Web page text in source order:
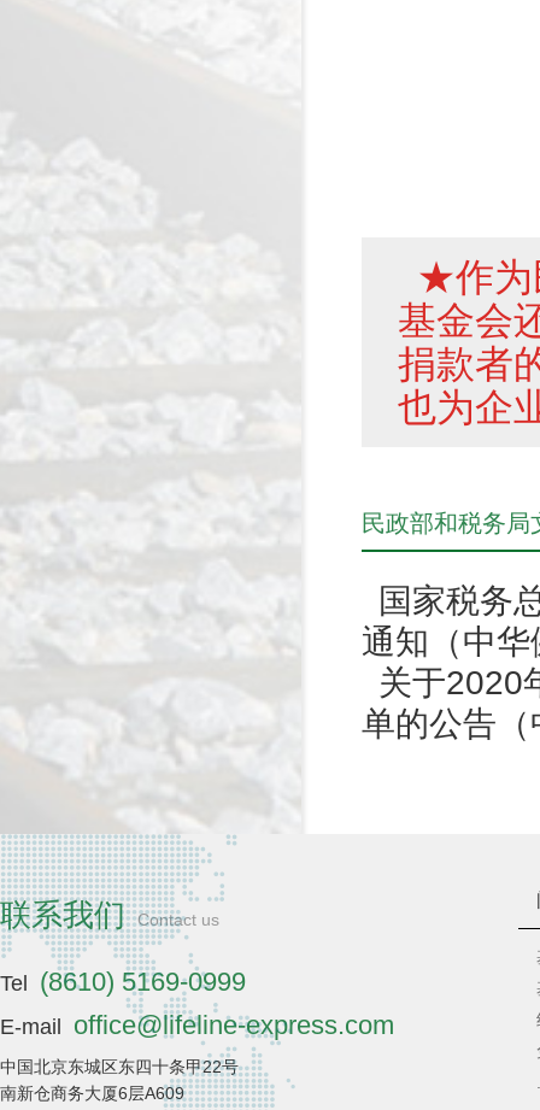
★作为
基金会
捐款者
也为企
民政部和税务
国家税务
通知（中
关于2020
单的公告
联系我们 Contact us
Tel (8610) 5169-0999
E-mail office@lifeline-express.com
中国北京东城区东四十条甲22号
南新仓商务大厦6层A609